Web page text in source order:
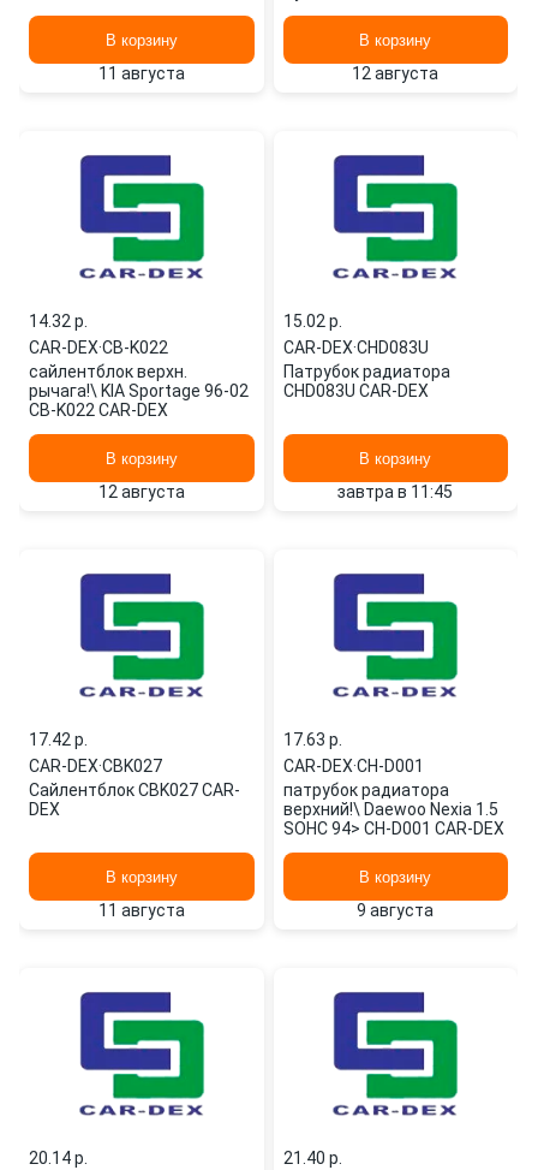
В корзину
11 августа
В корзину
12 августа
14.32 p.
CAR-DEX·CB-K022
сайлентблок верхн.
рычага!\ KIA Sportage 96-02
CB-K022 CAR-DEX
В корзину
12 августа
15.02 p.
CAR-DEX·CHD083U
Патрубок радиатора
CHD083U CAR-DEX
В корзину
завтра в 11:45
17.42 p.
CAR-DEX·CBK027
Сайлентблок CBK027 CAR-
DEX
В корзину
11 августа
17.63 p.
CAR-DEX·CH-D001
патрубок радиатора
верхний!\ Daewoo Nexia 1.5
SOHC 94> CH-D001 CAR-DEX
В корзину
9 августа
20.14 p.
21.40 p.